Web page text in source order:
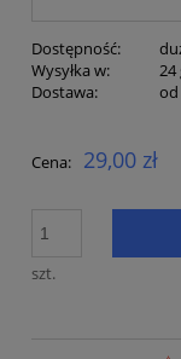
Dostępność:
Wysyłka w:
24
Dostawa:
od
Cena nie
Cena: 29,00 zł
szt.